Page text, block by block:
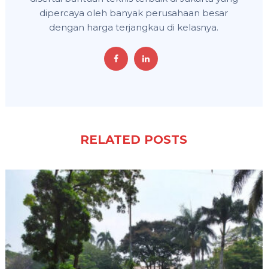
dipercaya oleh banyak perusahaan besar
dengan harga terjangkau di kelasnya.
RELATED POSTS